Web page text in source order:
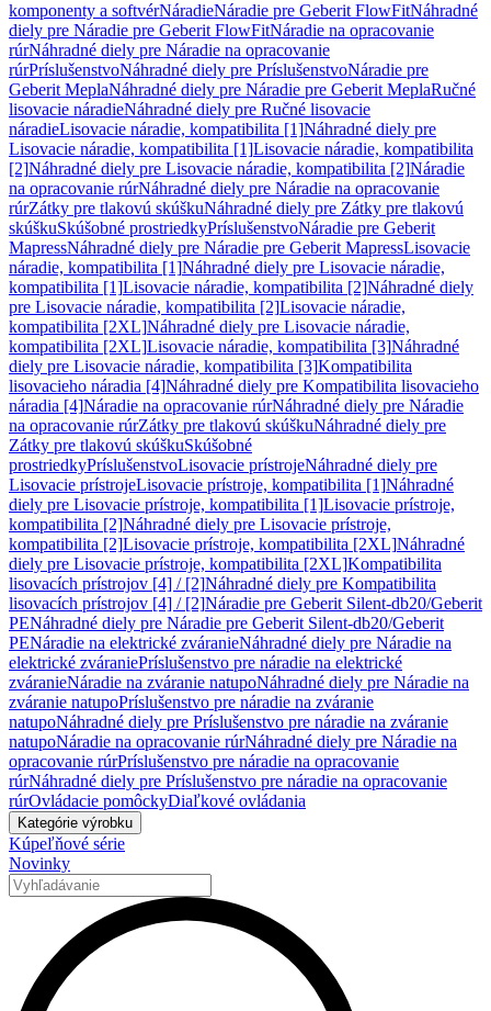
komponenty a softvérNáradieNáradie pre Geberit FlowFitNáhradné
diely pre Náradie pre Geberit FlowFitNáradie na opracovanie
rúrNáhradné diely pre Náradie na opracovanie
rúrPríslušenstvoNáhradné diely pre PríslušenstvoNáradie pre
Geberit MeplaNáhradné diely pre Náradie pre Geberit MeplaRučné
lisovacie náradieNáhradné diely pre Ručné lisovacie
náradieLisovacie náradie, kompatibilita [1]Náhradné diely pre
Lisovacie náradie, kompatibilita [1]Lisovacie náradie, kompatibilita
[2]Náhradné diely pre Lisovacie náradie, kompatibilita [2]Náradie
na opracovanie rúrNáhradné diely pre Náradie na opracovanie
rúrZátky pre tlakovú skúškuNáhradné diely pre Zátky pre tlakovú
skúškuSkúšobné prostriedkyPríslušenstvoNáradie pre Geberit
MapressNáhradné diely pre Náradie pre Geberit MapressLisovacie
náradie, kompatibilita [1]Náhradné diely pre Lisovacie náradie,
kompatibilita [1]Lisovacie náradie, kompatibilita [2]Náhradné diely
pre Lisovacie náradie, kompatibilita [2]Lisovacie náradie,
kompatibilita [2XL]Náhradné diely pre Lisovacie náradie,
kompatibilita [2XL]Lisovacie náradie, kompatibilita [3]Náhradné
diely pre Lisovacie náradie, kompatibilita [3]Kompatibilita
lisovacieho náradia [4]Náhradné diely pre Kompatibilita lisovacieho
náradia [4]Náradie na opracovanie rúrNáhradné diely pre Náradie
na opracovanie rúrZátky pre tlakovú skúškuNáhradné diely pre
Zátky pre tlakovú skúškuSkúšobné
prostriedkyPríslušenstvoLisovacie prístrojeNáhradné diely pre
Lisovacie prístrojeLisovacie prístroje, kompatibilita [1]Náhradné
diely pre Lisovacie prístroje, kompatibilita [1]Lisovacie prístroje,
kompatibilita [2]Náhradné diely pre Lisovacie prístroje,
kompatibilita [2]Lisovacie prístroje, kompatibilita [2XL]Náhradné
diely pre Lisovacie prístroje, kompatibilita [2XL]Kompatibilita
lisovacích prístrojov [4] / [2]Náhradné diely pre Kompatibilita
lisovacích prístrojov [4] / [2]Náradie pre Geberit Silent-db20/Geberit
PENáhradné diely pre Náradie pre Geberit Silent-db20/Geberit
PENáradie na elektrické zváranieNáhradné diely pre Náradie na
elektrické zváraniePríslušenstvo pre náradie na elektrické
zváranieNáradie na zváranie natupoNáhradné diely pre Náradie na
zváranie natupoPríslušenstvo pre náradie na zváranie
natupoNáhradné diely pre Príslušenstvo pre náradie na zváranie
natupoNáradie na opracovanie rúrNáhradné diely pre Náradie na
opracovanie rúrPríslušenstvo pre náradie na opracovanie
rúrNáhradné diely pre Príslušenstvo pre náradie na opracovanie
rúrOvládacie pomôckyDiaľkové ovládania
Kategórie výrobku
Kúpeľňové série
Novinky